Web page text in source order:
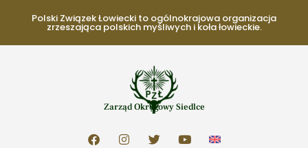
Polski Związek Łowiecki to ogólnokrajowa organizacja
zrzeszająca polskich myśliwych i koła łowieckie.
Zarząd Okręgowy Siedlce